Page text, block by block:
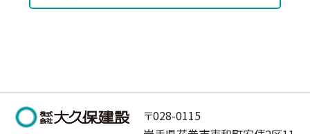
〒028-0115